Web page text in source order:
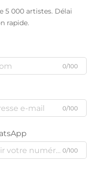
5 000 artistes. Délai
rapide.
0/100
0/100
0/100